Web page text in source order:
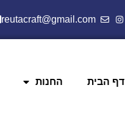
reutacraft@gmail.com
דף הבית החנות